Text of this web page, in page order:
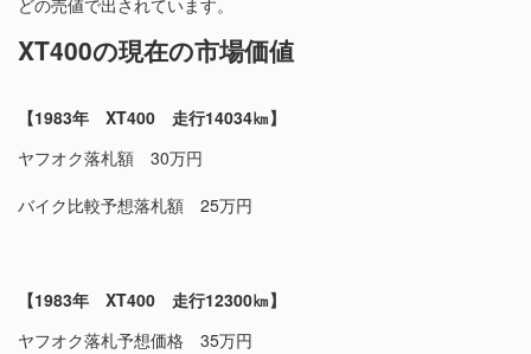
どの売値で出されています。
XT400の現在の市場価値
【1983年 XT400 走行14034㎞】
ヤフオク落札額 30万円
バイク比較予想落札額 25万円
【1983年 XT400 走行12300㎞】
ヤフオク落札予想価格 35万円